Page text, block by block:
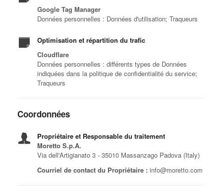
Google Tag Manager
Données personnelles : Données d'utilisation; Traqueurs
Optimisation et répartition du trafic
Cloudflare
Données personnelles : différents types de Données
indiquées dans la politique de confidentialité du service;
Traqueurs
Coordonnées
Propriétaire et Responsable du traitement
Moretto S.p.A.
Via dell'Artigianato 3 - 35010 Massanzago Padova (Italy)
Courriel de contact du Propriétaire : info@moretto.com